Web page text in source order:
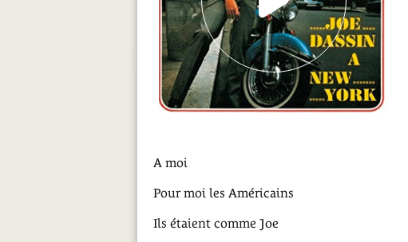
A moi
Pour moi les Américains
Ils étaient comme Joe